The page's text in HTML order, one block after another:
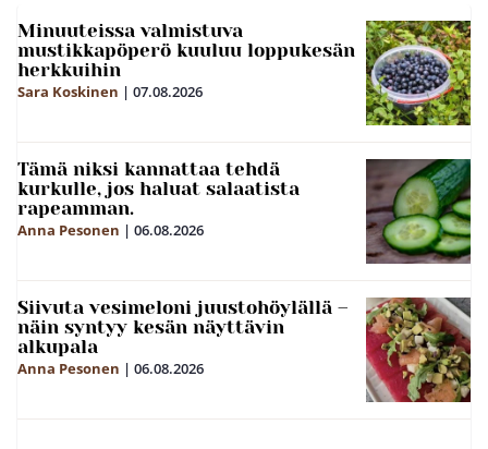
Minuuteissa valmistuva
mustikkapöperö kuuluu loppukesän
herkkuihin
Sara Koskinen | 07.08.2026
Tämä niksi kannattaa tehdä
kurkulle, jos haluat salaatista
rapeamman.
Anna Pesonen | 06.08.2026
Siivuta vesimeloni juustohöylällä –
näin syntyy kesän näyttävin
alkupala
Anna Pesonen | 06.08.2026